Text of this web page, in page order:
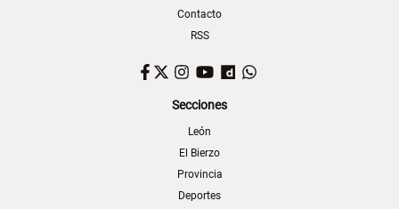
Contacto
RSS
Facebook
TwitterInstagram
YouTubeDailymotion
Secciones
León
El Bierzo
Provincia
Deportes